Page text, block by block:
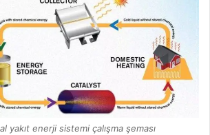
yakıt enerji sistemi çalışma şeması